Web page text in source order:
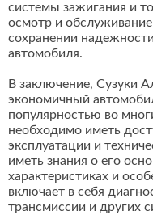
системы зажигания и
осмотр и
сохранении
автомобиля.
В заключение, Сузуки
экономичный
популярностью во
необходимо иметь
эксплуатации и
иметь знания о его
характеристиках и
включает в себя
трансмиссии и других